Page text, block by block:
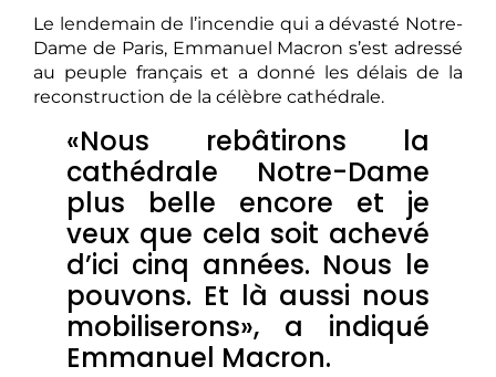
Le lendemain de l’incendie qui a dévasté Notre-
Dame de Paris, Emmanuel Macron s’est adressé
au peuple français et a donné les délais de la
reconstruction de la célèbre cathédrale.
«Nous rebâtirons la
cathédrale Notre-Dame
plus belle encore et je
veux que cela soit achevé
d’ici cinq années. Nous le
pouvons. Et là aussi nous
mobiliserons», a indiqué
Emmanuel Macron.